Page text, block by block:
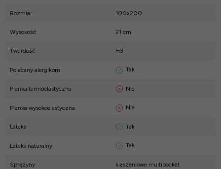
Rozmiar 100x200
Wysokość 21 cm
Twardość H3
Polecany alergikom Tak
Pianka termoelastyczna Nie
Pianka wysokoelastyczna Nie
Lateks Tak
Lateks naturalny Tak
Sprężyny kieszeniowe multipocket